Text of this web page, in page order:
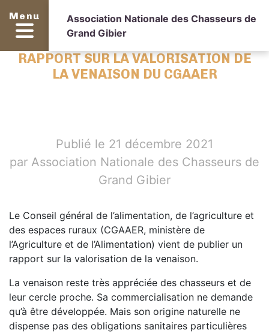
Menu
Association Nationale des Chasseurs de
Grand Gibier
RAPPORT SUR LA VALORISATION DE
LA VENAISON DU CGAAER
Publié le 21 décembre 2021
par Association Nationale des Chasseurs de
Grand Gibier
Le Conseil général de l’alimentation, de l’agriculture et
des espaces ruraux (CGAAER, ministère de
l’Agriculture et de l’Alimentation) vient de publier un
rapport sur la valorisation de la venaison.
La venaison reste très appréciée des chasseurs et de
leur cercle proche. Sa commercialisation ne demande
qu’à être développée. Mais son origine naturelle ne
dispense pas des obligations sanitaires particulières